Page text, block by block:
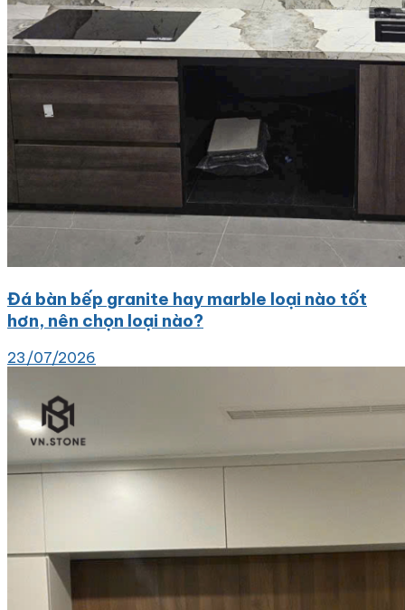
Đá bàn bếp granite hay marble loại nào tốt
hơn, nên chọn loại nào?
23/07/2026